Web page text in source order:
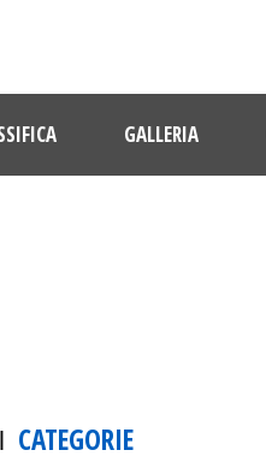
GALLERIA
CATEGORIE